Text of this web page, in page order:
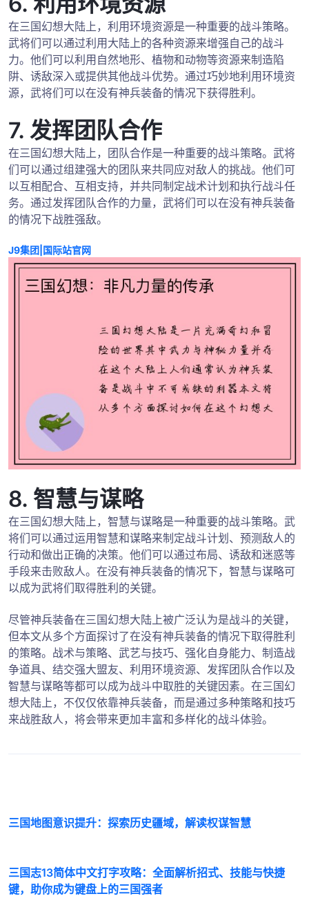
在三国幻想大陆上，利用环境资源是一种重要的战斗策略。
武将们可以通过利用大陆上的各种资源来增强自己的战斗
力。他们可以利用自然地形、植物和动物等资源来制造陷
阱、诱敌深入或提供其他战斗优势。通过巧妙地利用环境资
源，武将们可以在没有神兵装备的情况下获得胜利。
7. 发挥团队合作
在三国幻想大陆上，团队合作是一种重要的战斗策略。武将
们可以通过组建强大的团队来共同应对敌人的挑战。他们可
以互相配合、互相支持，并共同制定战术计划和执行战斗任
务。通过发挥团队合作的力量，武将们可以在没有神兵装备
的情况下战胜强敌。
J9集团|国际站官网
8. 智慧与谋略
在三国幻想大陆上，智慧与谋略是一种重要的战斗策略。武
将们可以通过运用智慧和谋略来制定战斗计划、预测敌人的
行动和做出正确的决策。他们可以通过布局、诱敌和迷惑等
手段来击败敌人。在没有神兵装备的情况下，智慧与谋略可
以成为武将们取得胜利的关键。
尽管神兵装备在三国幻想大陆上被广泛认为是战斗的关键，
但本文从多个方面探讨了在没有神兵装备的情况下取得胜利
的策略。战术与策略、武艺与技巧、强化自身能力、制造战
争道具、结交强大盟友、利用环境资源、发挥团队合作以及
智慧与谋略等都可以成为战斗中取胜的关键因素。在三国幻
想大陆上，不仅仅依靠神兵装备，而是通过多种策略和技巧
来战胜敌人，将会带来更加丰富和多样化的战斗体验。
三国地图意识提升：探索历史疆域，解读权谋智慧
三国志13简体中文打字攻略：全面解析招式、技能与快捷
键，助你成为键盘上的三国强者